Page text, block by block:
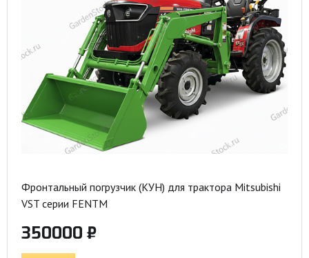
Фронтальный погрузчик (КУН) для трактора Mitsubishi
VST серии FENTM
350000 ₽